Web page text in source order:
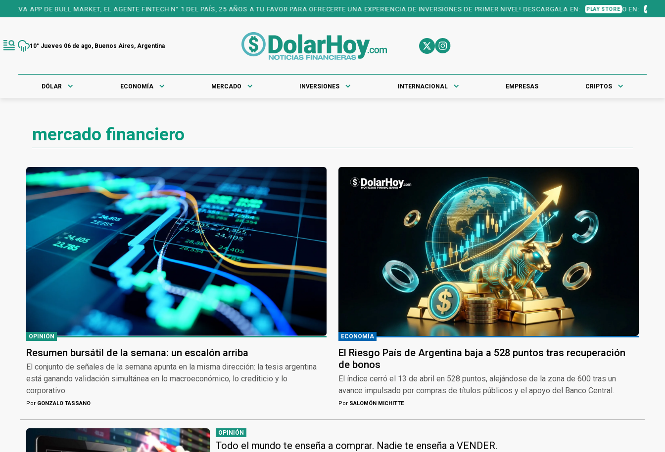
DE BULL MARKET, EL AGENTE FINTECH N° 1 DEL PAÍS, 25 AÑOS A TU FAVOR PARA OFRECERTE UNA EXPERIENCIA DE INVERSIONES DE PRIMER NIVEL! DESCARGALA EN: PLAY STORE O EN: APP STORE
10° Jueves 06 de ago, Buenos Aires, Argentina
DÓLAR ECONOMÍA MERCADO INVERSIONES INTERNACIONAL EMPRESAS CRIPTOS
mercado financiero
OPINIÓN
Resumen bursátil de la semana: un escalón arriba
El conjunto de señales de la semana apunta en la misma dirección: la tesis argentina
está ganando validación simultánea en lo macroeconómico, lo crediticio y lo
corporativo.
Por GONZALO TASSANO
ECONOMÍA
El Riesgo País de Argentina baja a 528 puntos tras recuperación
de bonos
El índice cerró el 13 de abril en 528 puntos, alejándose de la zona de 600 tras un
avance impulsado por compras de títulos públicos y el apoyo del Banco Central.
Por SALOMÓN MICHITTE
OPINIÓN
Todo el mundo te enseña a comprar. Nadie te enseña a VENDER.